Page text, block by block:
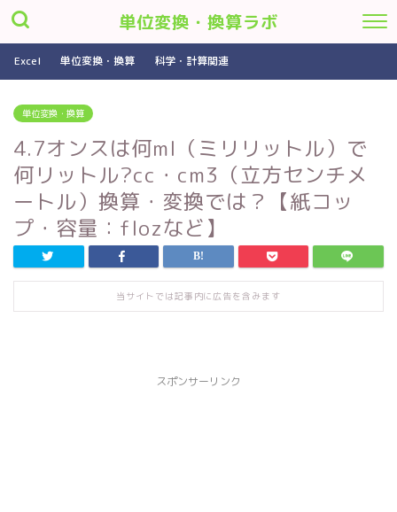
単位変換・換算ラボ
Excel 単位変換・換算 科学・計算関連
単位変換・換算
4.7オンスは何ml（ミリリットル）で
何リットル?cc・cm3（立方センチメ
ートル）換算・変換では？【紙コッ
プ・容量：flozなど】
当サイトでは記事内に広告を含みます
スポンサーリンク